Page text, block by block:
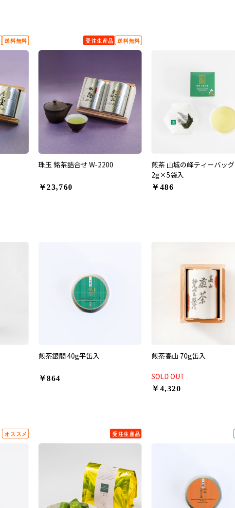
珠玉 銘茶詰合せ W-2200
￥23,760
煎茶 山城の峰ティーバッグ
2g×5袋入
￥486
煎茶銀閣 40g平缶入
￥864
煎茶高山 70g缶入
SOLD OUT
￥4,320